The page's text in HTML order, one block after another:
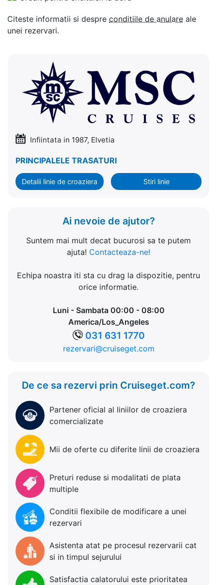
Citeste informatii si despre conditiile de anulare ale
unei rezervari.
Infiintata in 1987, Elvetia
PRINCIPALELE TRASATURI
Detalii linie de croaziera Stiri linie
Ai nevoie de ajutor?
Suntem mai mult decat bucurosi sa te putem
ajuta! Contacteaza-ne!
Echipa noastra iti sta cu drag la dispozitie, pentru
orice informatie.
Luni - Sambata 00:00 - 08:00
America/Los_Angeles
031 631 1770
rezervari@cruiseget.com
De ce sa rezervi prin Cruiseget.com?
Partener oficial al liniilor de croaziera
comercializate
Mii de oferte cu diferite linii de croaziera
Preturi reduse si modalitati de plata
multiple
Conditii flexibile de modificare a unei
rezervari
Asistenta atat pe procesul rezervarii cat
si in timpul sejurului
Satisfactia calatorului este prioritatea